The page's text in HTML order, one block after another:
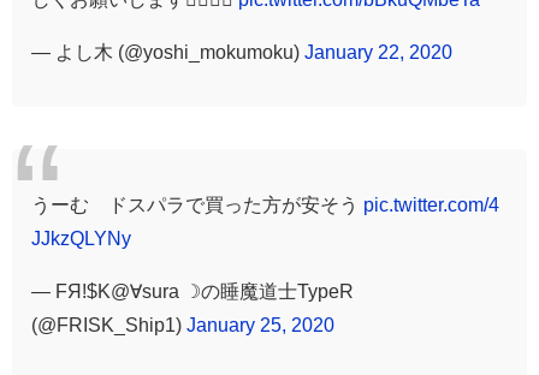
— よし木 (@yoshi_mokumoku) January 22, 2020
うーむ ドスパラで買った方が安そう pic.twitter.com/4
JJkzQLYNy
— FЯ!$K@∀sura ☽の睡魔道士TypeR
(@FRISK_Ship1) January 25, 2020